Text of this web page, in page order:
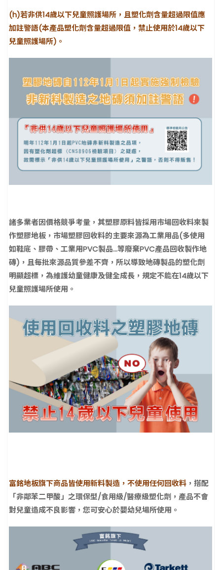
(h)若非供14歲以下兒童照護場所，且塑化劑含量超過限值應
加註警語(本產品塑化劑含量超過限值，禁止使用於14歲以下
兒童照護場所)。
諸多業者因價格競爭考量，其塑膠原料皆採用市場回收料來製
作塑膠地板，市場塑膠回收料的主要來源為工業用品(多使用
如鞋底、膠帶、工業用PVC製品…等廢棄PVC產品回收製作地
磚)，且每批來源品質參差不齊，所以導致地磚製品的塑化劑
明顯超標，為維護幼童健康及健全成長，規定不能在14歲以下
兒童照護場所使用。
富銘地板旗下商品皆使用新料製造，不使用任何回收料 ，搭配
「非鄰苯二甲酸」之環保型/食用級/醫療級塑化劑，產品不會
對兒童造成不良影響，您可安心於嬰幼兒場所使用。